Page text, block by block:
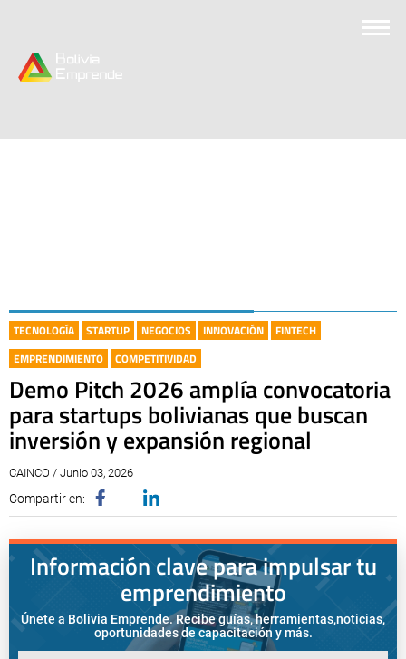
TECNOLOGÍA STARTUP NEGOCIOS INNOVACIÓN
FINTECH
EMPRENDIMIENTO
COMPETITIVIDAD
Demo Pitch 2026 amplía convocatoria
para startups bolivianas que buscan
inversión y expansión regional
CAINCO / Junio 03, 2026
Compartir en:
Información clave para impulsar tu
emprendimiento
Únete a Bolivia Emprende. Recibe guías, herramientas,noticias,
oportunidades de capacitación y más.